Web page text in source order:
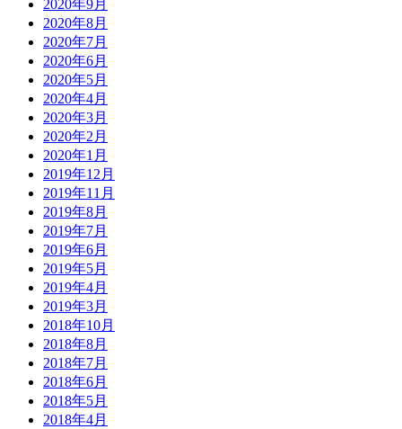
2020年9月
2020年8月
2020年7月
2020年6月
2020年5月
2020年4月
2020年3月
2020年2月
2020年1月
2019年12月
2019年11月
2019年8月
2019年7月
2019年6月
2019年5月
2019年4月
2019年3月
2018年10月
2018年8月
2018年7月
2018年6月
2018年5月
2018年4月